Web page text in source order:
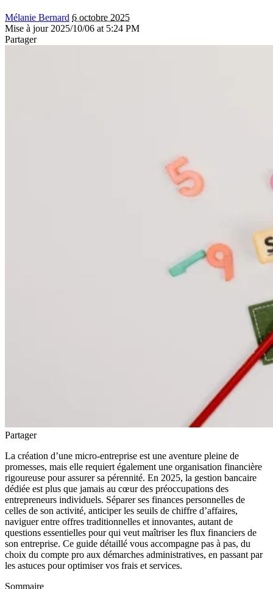
Mélanie Bernard 6 octobre 2025
Mise à jour 2025/10/06 at 5:24 PM
Partager
Partager
La création d’une micro-entreprise est une aventure pleine de
promesses, mais elle requiert également une organisation financière
rigoureuse pour assurer sa pérennité. En 2025, la gestion bancaire
dédiée est plus que jamais au cœur des préoccupations des
entrepreneurs individuels. Séparer ses finances personnelles de
celles de son activité, anticiper les seuils de chiffre d’affaires,
naviguer entre offres traditionnelles et innovantes, autant de
questions essentielles pour qui veut maîtriser les flux financiers de
son entreprise. Ce guide détaillé vous accompagne pas à pas, du
choix du compte pro aux démarches administratives, en passant par
les astuces pour optimiser vos frais et services.
Sommaire